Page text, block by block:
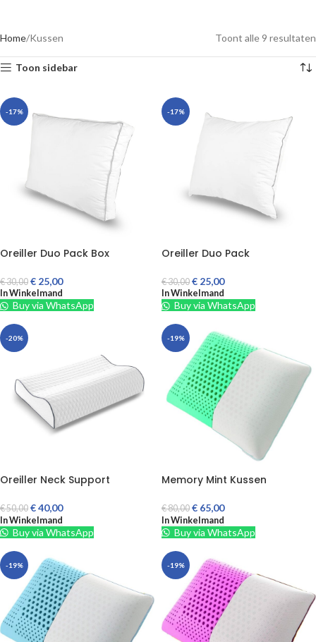
Home Kussen Toont alle 9 resultaten
Toon sidebar
-17%
Oreiller Duo Pack Box
€30,00 € 25,00
In Winkelmand
Buy via WhatsApp
-17%
Oreiller Duo Pack
€30,00 € 25,00
In Winkelmand
Buy via WhatsApp
-20%
Oreiller Neck Support
€50,00 €40,00
In Winkelmand
Buy via WhatsApp
-19%
Memory Mint Kussen
€80,00 € 65,00
In Winkelmand
Buy via WhatsApp
-19% -19%